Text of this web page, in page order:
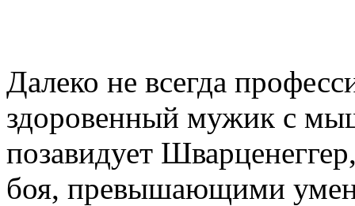
Далеко не всегда
здоровенный мужик с
позавидует
боя, превышающими